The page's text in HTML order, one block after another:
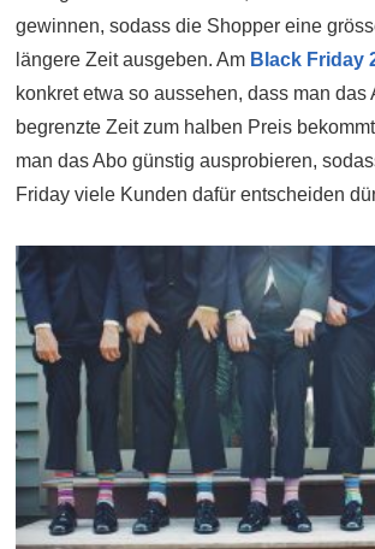
gewinnen, sodass die Shopper eine
längere Zeit ausgeben. Am Black Friday
konkret etwa so aussehen, dass man das
begrenzte Zeit zum halben Preis
man das Abo günstig ausprobieren,
Friday viele Kunden dafür entscheiden